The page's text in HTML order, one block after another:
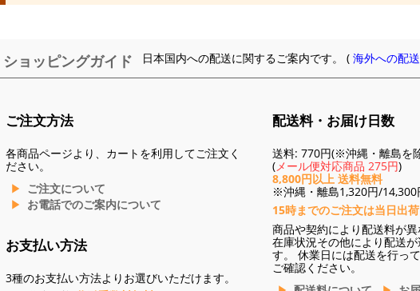
ショッピングガイド 日本国内への配送に関するご案内です。 (海外への配
ご注文方法
各商品ページより、カートを利用してご注文く
ださい。
ご注文について
お電話でのご案内について
お支払い方法
3種のお支払い方法よりお選びいただけます。
配送料・お届け日数
送料: 770円(※沖縄・離島を
(メール便対応商品 275円)
8,800円以上 送料無料
※沖縄・離島1,320円/14,300
15時までのご注文は当日出荷
商品や契約により配送料が異
在庫状況その他により配送
す。 休業日には配送を行っ
ご確認ください。